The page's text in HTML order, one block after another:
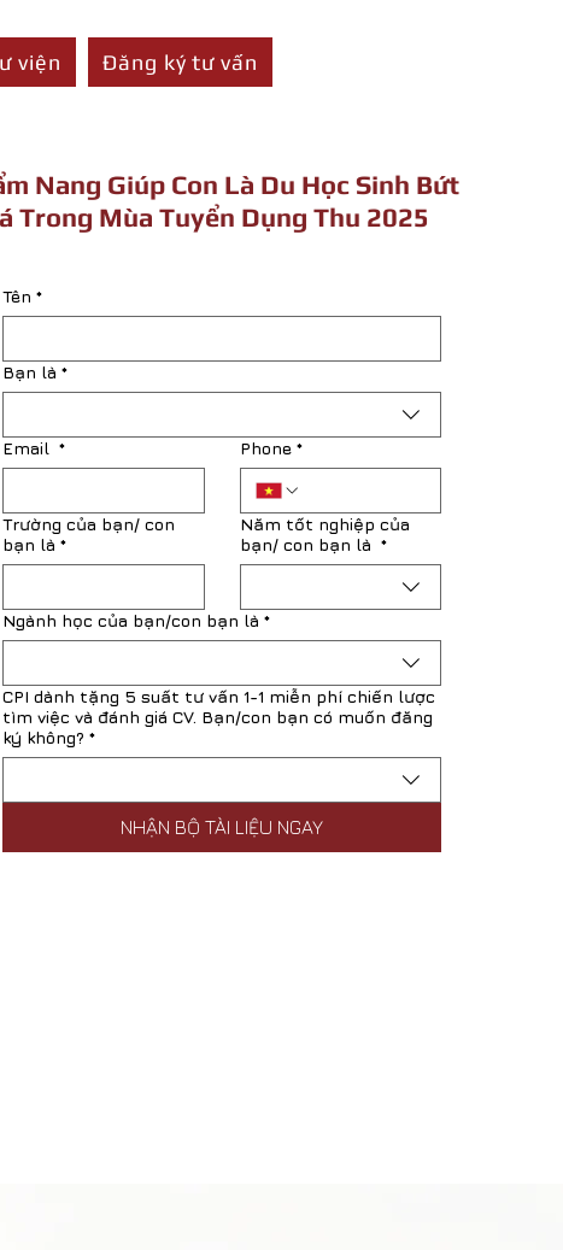
viện Đăng ký tư vấn
Nang Giúp Con Là Du Học Sinh Bứt
Trong Mùa Tuyển Dụng Thu 2025
Tên *
Bạn là *
Email * Phone *
Trường của bạn/ con
bạn là *
Năm tốt nghiệp của
bạn/ con bạn là *
Ngành học của bạn/con bạn là *
CPI dành tặng 5 suất tư vấn 1-1 miễn phí chiến lược
tìm việc và đánh giá CV. Bạn/con bạn có muốn đăng
ký không? *
NHẬN BỘ TÀI LIỆU NGAY